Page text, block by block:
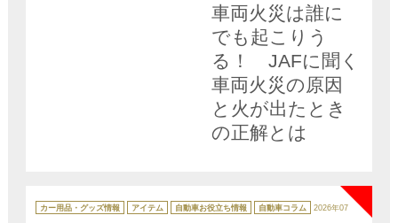
車両火災は誰に
でも起こりう
る！ JAFに聞く
車両火災の原因
と火が出たとき
の正解とは
テ
ゴ
カー用品・グッズ情報 アイテム 自動車お役立ち情報 自動車コラム 2026年07